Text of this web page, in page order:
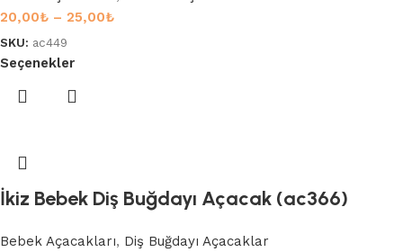
20,00₺ – 25,00₺
SKU: ac449
Seçenekler
İkiz Bebek Diş Buğdayı Açacak (ac366)
Bebek Açacakları, Diş Buğdayı Açacaklar